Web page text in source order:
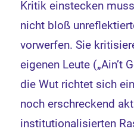
Kritik einstecken
nicht bloß
vorwerfen. Sie
eigenen Leute („Ain’t
die Wut richtet sich
noch erschreckend
institutionalisierten